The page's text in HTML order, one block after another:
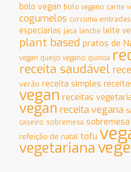
bolo vegan bolo vegano carne
cogumelos curcuma
especiarias jaca lanche leite
plant based pratos de
vegan queijo vegano quinoa
receita saudável
verão receita simples
vegan receitas
vegan receita vegana
caseiro sobremesa
refeição de natal tofu
vegetariana